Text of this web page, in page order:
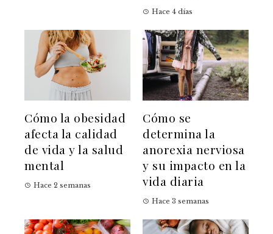
Hace 4 días
Cómo la obesidad
afecta la calidad
de vida y la salud
mental
Hace 2 semanas
Cómo se
determina la
anorexia nerviosa
y su impacto en la
vida diaria
Hace 3 semanas